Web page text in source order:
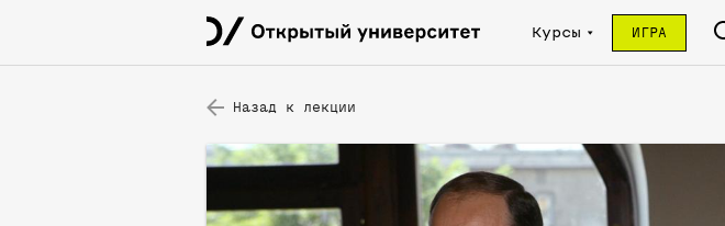
Курсы ИГРА
Назад к лекции